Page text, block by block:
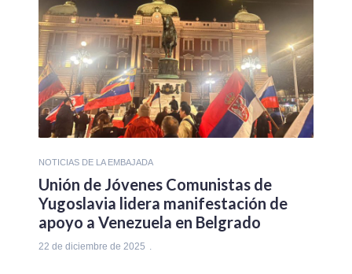
NOTICIAS DE LA EMBAJADA
Unión de Jóvenes Comunistas de
Yugoslavia lidera manifestación de
apoyo a Venezuela en Belgrado
22 de diciembre de 2025